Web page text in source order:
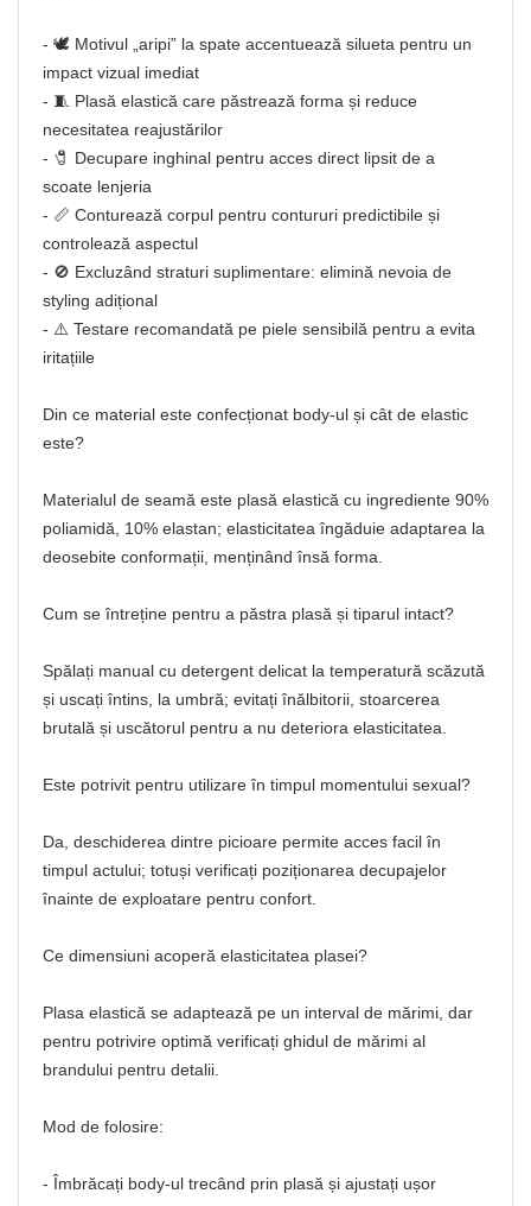
- 🕊️ Motivul „aripi” la spate accentuează silueta pentru un
impact vizual imediat
- 🧵 Plasă elastică care păstrează forma și reduce
necesitatea reajustărilor
- 🧷 Decupare inghinal pentru acces direct lipsit de a
scoate lenjeria
- 📏 Conturează corpul pentru contururi predictibile și
controlează aspectul
- 🚫 Excluzând straturi suplimentare: elimină nevoia de
styling adițional
- ⚠️ Testare recomandată pe piele sensibilă pentru a evita
iritațiile
Din ce material este confecționat body-ul și cât de elastic
este?
Materialul de seamă este plasă elastică cu ingrediente 90%
poliamidă, 10% elastan; elasticitatea îngăduie adaptarea la
deosebite conformații, menținând însă forma.
Cum se întreține pentru a păstra plasă și tiparul intact?
Spălați manual cu detergent delicat la temperatură scăzută
și uscați întins, la umbră; evitați înălbitorii, stoarcerea
brutală și uscătorul pentru a nu deteriora elasticitatea.
Este potrivit pentru utilizare în timpul momentului sexual?
Da, deschiderea dintre picioare permite acces facil în
timpul actului; totuși verificați poziționarea decupajelor
înainte de exploatare pentru confort.
Ce dimensiuni acoperă elasticitatea plasei?
Plasa elastică se adaptează pe un interval de mărimi, dar
pentru potrivire optimă verificați ghidul de mărimi al
brandului pentru detalii.
Mod de folosire:
- Îmbrăcați body-ul trecând prin plasă și ajustați ușor